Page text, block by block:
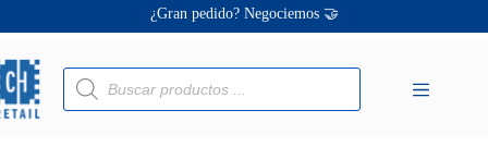
Ofertas únicas te esperan ✨
Búsqueda
de
productos